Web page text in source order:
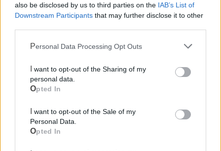
also be disclosed by us to third parties on the IAB’s List of
Downstream Participants that may further disclose it to other
Personal Data Processing Opt Outs
personal data.
Opted In
Personal Data.
Opted In
Anniversario
Mondo CIA